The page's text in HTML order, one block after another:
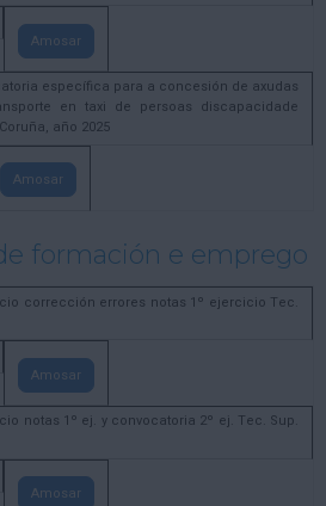
Amosar
específica para a concesión de axudas
en taxi de persoas discapacidade
año 2025
Amosar
formación e emprego
corrección errores notas 1º ejercicio Tec.
Amosar
notas 1º ej. y convocatoria 2º ej. Tec. Sup.
Amosar